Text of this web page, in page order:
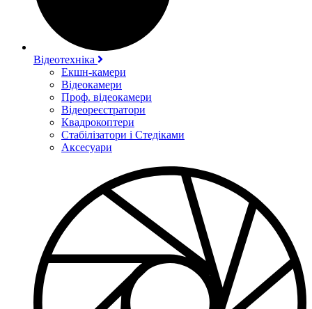
Відеотехніка
Екшн-камери
Відеокамери
Проф. відеокамери
Відеореєстратори
Квадрокоптери
Стабілізатори і Стедіками
Аксесуари